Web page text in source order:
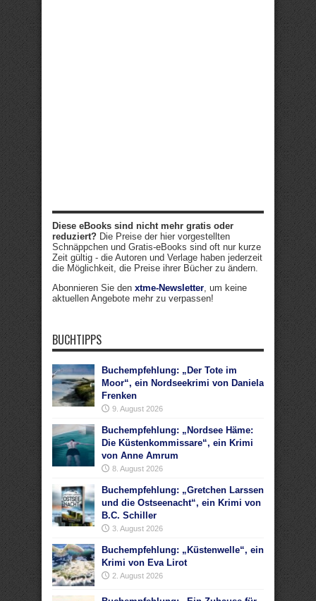
Diese eBooks sind nicht mehr gratis oder
reduziert? Die Preise der hier vorgestellten
Schnäppchen und Gratis-eBooks sind oft nur kurze
Zeit gültig - die Autoren und Verlage haben jederzeit
die Möglichkeit, die Preise ihrer Bücher zu ändern.
Abonnieren Sie den xtme-Newsletter , um keine
aktuellen Angebote mehr zu verpassen!
BUCHTIPPS
Buchempfehlung: „Der Tote im
Moor“, ein Nordseekrimi von Daniela
Frenken
9. August 2026
Buchempfehlung: „Nordsee Häme:
Die Küstenkommissare“, ein Krimi
von Anne Amrum
8. August 2026
Buchempfehlung: „Gretchen Larssen
und die Ostseenacht“, ein Krimi von
B.C. Schiller
3. August 2026
Buchempfehlung: „Küstenwelle“, ein
Krimi von Eva Lirot
2. August 2026